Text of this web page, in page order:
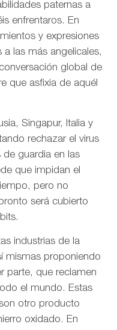
paternas a
enfrentaros. En
y expresiones
las más angelicales,
global de
que asfixia de aquél
Singapur, Italia y
rechazar el virus
guardia en las
que impidan el
pero no
será cubierto
industrias de la
mismas proponiendo
parte, que reclamen
el mundo. Estas
otro producto
oxidado. En